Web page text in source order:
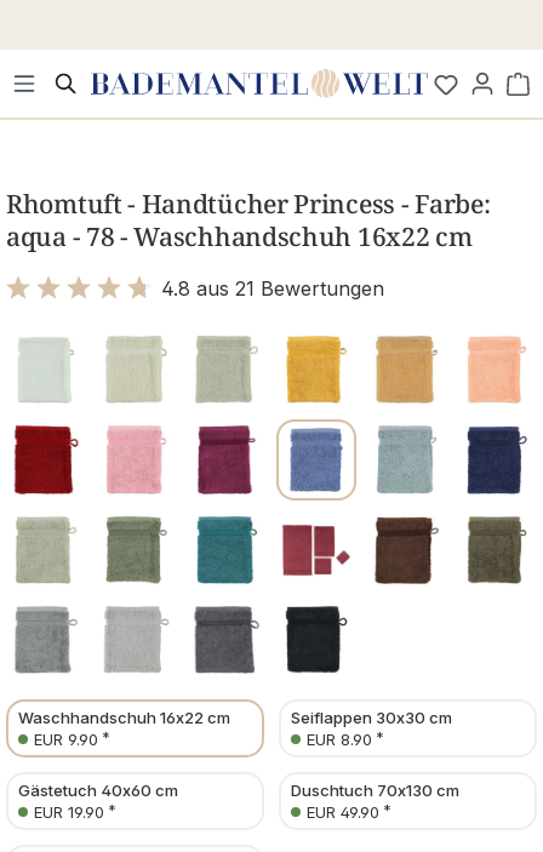
Rhomtuft - Handtücher Princess - Farbe:
aqua - 78 - Waschhandschuh 16x22 cm
4.8 aus 21 Bewertungen
Waschhandschuh 16x22 cm
EUR 9.90 *
Seiflappen 30x30 cm
EUR 8.90 *
Gästetuch 40x60 cm
EUR 19.90 *
Duschtuch 70x130 cm
EUR 49.90 *